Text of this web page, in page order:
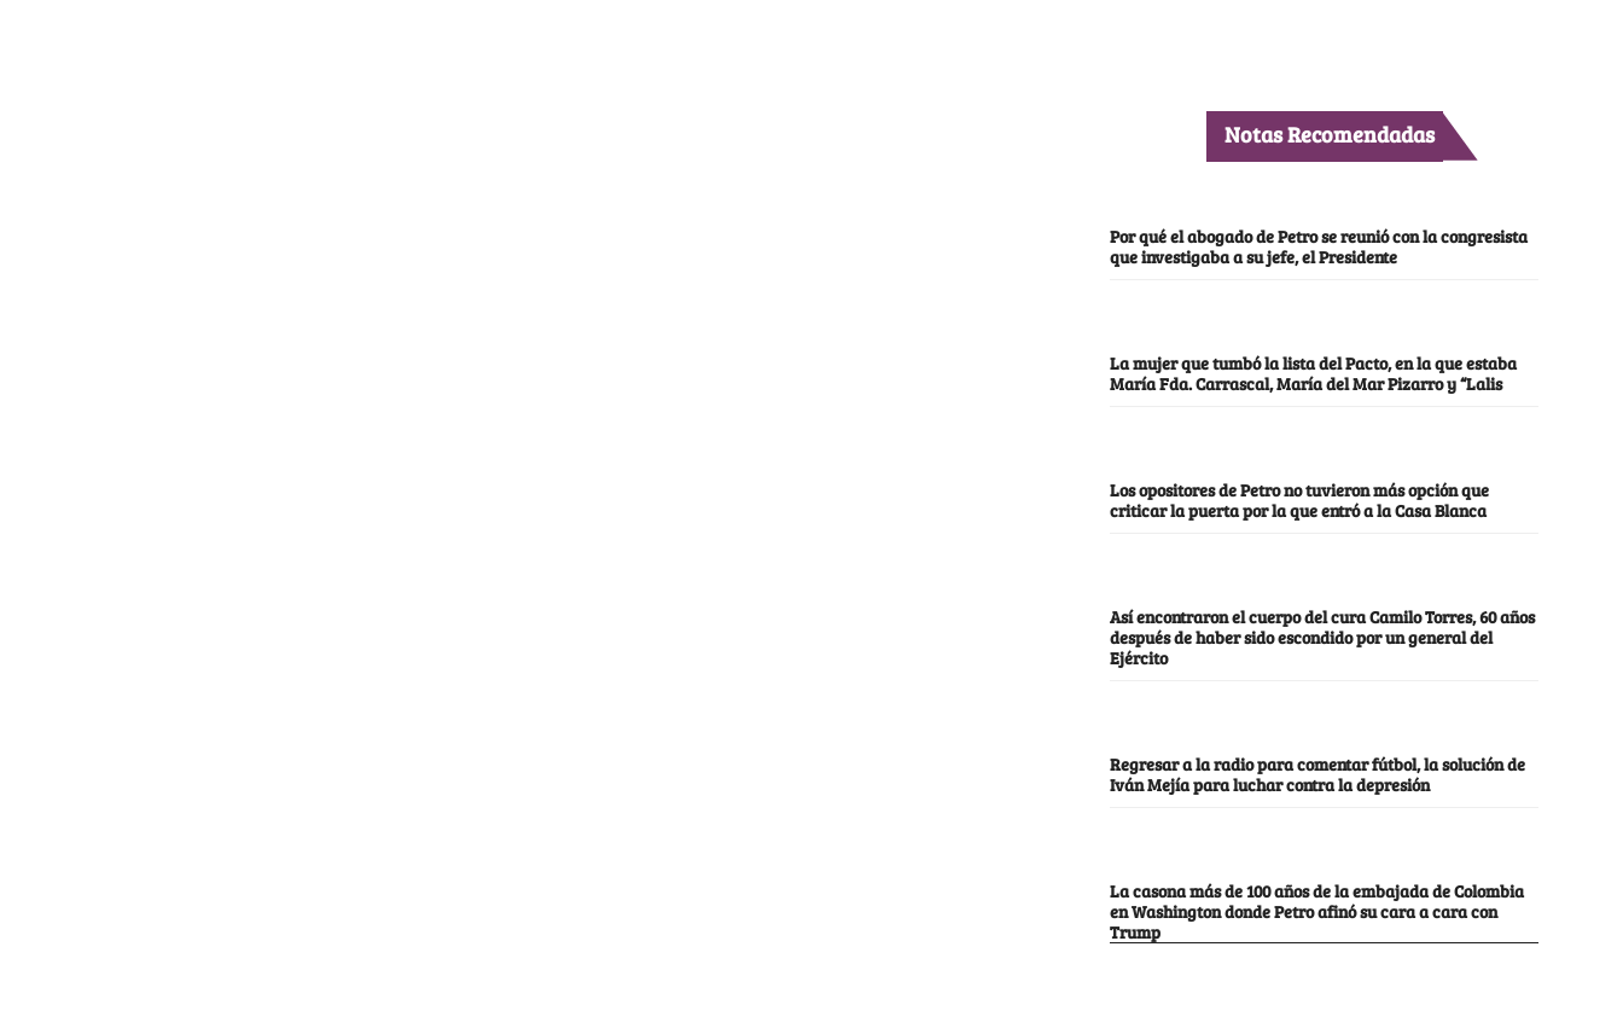
Notas Recomendadas
Por qué el abogado de Petro se reunió con la congresista
que investigaba a su jefe, el Presidente
La mujer que tumbó la lista del Pacto, en la que estaba
María Fda. Carrascal, María del Mar Pizarro y “Lalis
Los opositores de Petro no tuvieron más opción que
criticar la puerta por la que entró a la Casa Blanca
Así encontraron el cuerpo del cura Camilo Torres, 60 años
después de haber sido escondido por un general del
Ejército
Regresar a la radio para comentar fútbol, la solución de
Iván Mejía para luchar contra la depresión
La casona más de 100 años de la embajada de Colombia
en Washington donde Petro afinó su cara a cara con
Trump